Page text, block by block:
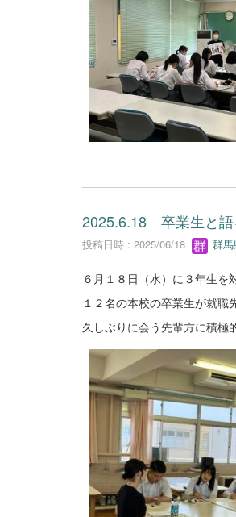
2025.6.18 卒業生と語
投稿日時 : 2025/06/18 群
６月１８日（水）に３年生を
１２名の本校の卒業生が就職
久しぶりに会う先輩方に積極